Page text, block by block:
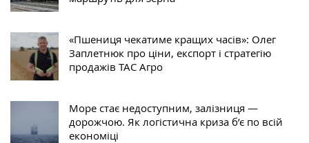
«Пшениця чекатиме кращих часів»: Олег
Заплетнюк про ціни, експорт і стратегію
продажів ТАС Агро
Море стає недоступним, залізниця —
дорожчою. Як логістична криза б’є по всій
економіці